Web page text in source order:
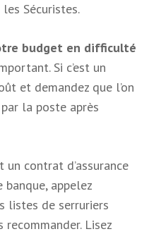
Sécuristes.
budget en difficulté
Si c’est un
et demandez que l’on
la poste après
contrat d’assurance
appelez
listes de serruriers
Lisez